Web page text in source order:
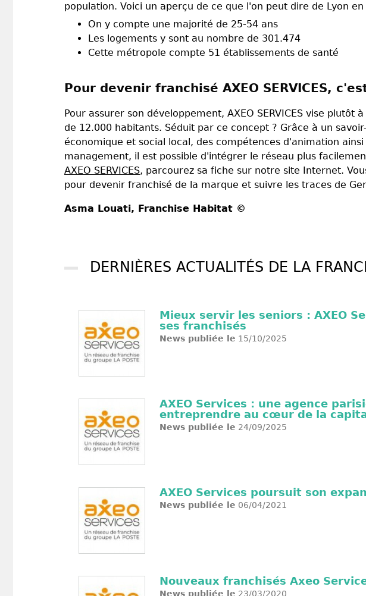
population. Voici un aperçu de ce que l'on peut dire de Lyon
On y compte une majorité de 25-54 ans
Les logements y sont au nombre de 301.474
Cette métropole compte 51 établissements de santé
Pour devenir franchisé AXEO SERVICES,
Pour assurer son développement, AXEO SERVICES vise
de 12.000 habitants. Séduit par ce concept ? Grâce à un
économique et social local, des compétences d'animation
management, il est possible d'intégrer le réseau plus
AXEO SERVICES, parcourez sa fiche sur notre site Internet.
pour devenir franchisé de la marque et suivre les traces de
Asma Louati, Franchise Habitat ©
DERNIÈRES ACTUALITÉS DE LA
Mieux servir les seniors : AXEO
ses franchisés
News publiée le 15/10/2025
AXEO Services : une agence
entreprendre au cœur de la
News publiée le 24/09/2025
AXEO Services poursuit son
News publiée le 06/04/2021
Nouveaux franchisés Axeo
News publiée le 23/03/2020